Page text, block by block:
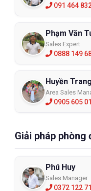
091 464
Phạm Văn
Sales Expert
0888 149
Huyền
Area Sales
0905 605
Giải pháp phòng
Phú Huy
Sales Manager
0372 122